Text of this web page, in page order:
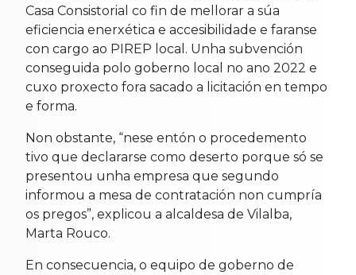
Casa Consistorial co fin de mellorar a súa
eficiencia enerxética e accesibilidade e faranse
con cargo ao PIREP local. Unha subvención
conseguida polo goberno local no ano 2022 e
cuxo proxecto fora sacado a licitación en tempo
e forma.
Non obstante, “nese entón o procedemento
tivo que declararse como deserto porque só se
presentou unha empresa que segundo
informou a mesa de contratación non cumpría
os pregos”, explicou a alcaldesa de Vilalba,
Marta Rouco.
En consecuencia, o equipo de goberno de